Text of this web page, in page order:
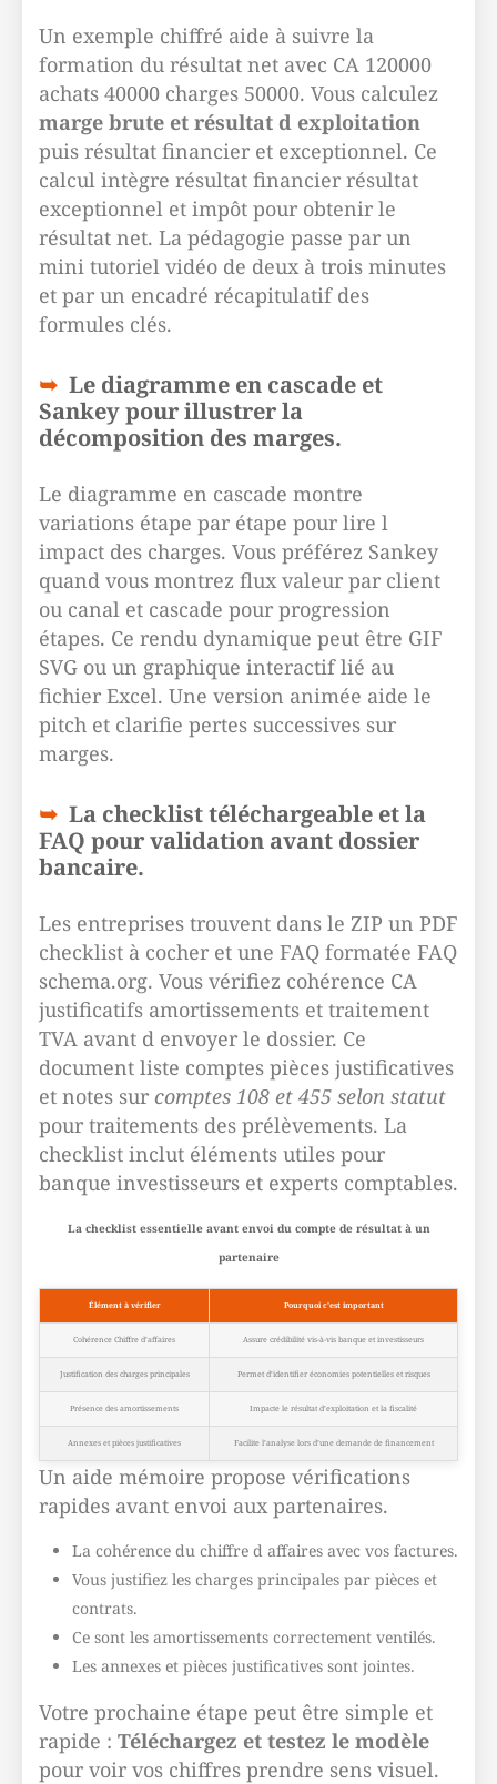
Un exemple chiffré aide à suivre la
formation du résultat net avec CA 120000
achats 40000 charges 50000. Vous calculez
marge brute et résultat d exploitation
puis résultat financier et exceptionnel. Ce
calcul intègre résultat financier résultat
exceptionnel et impôt pour obtenir le
résultat net. La pédagogie passe par un
mini tutoriel vidéo de deux à trois minutes
et par un encadré récapitulatif des
formules clés.
Le diagramme en cascade et
Sankey pour illustrer la
décomposition des marges.
Le diagramme en cascade montre
variations étape par étape pour lire l
impact des charges. Vous préférez Sankey
quand vous montrez flux valeur par client
ou canal et cascade pour progression
étapes. Ce rendu dynamique peut être GIF
SVG ou un graphique interactif lié au
fichier Excel. Une version animée aide le
pitch et clarifie pertes successives sur
marges.
La checklist téléchargeable et la
FAQ pour validation avant dossier
bancaire.
Les entreprises trouvent dans le ZIP un PDF
checklist à cocher et une FAQ formatée FAQ
schema.org. Vous vérifiez cohérence CA
justificatifs amortissements et traitement
TVA avant d envoyer le dossier. Ce
document liste comptes pièces justificatives
et notes sur comptes 108 et 455 selon statut
pour traitements des prélèvements. La
checklist inclut éléments utiles pour
banque investisseurs et experts comptables.
La checklist essentielle avant envoi du compte de résultat à un
partenaire
Élément à vérifier Pourquoi c’est important
Cohérence Chiffre d’affaires Assure crédibilité vis-à-vis banque et investisseurs
Justification des charges principales Permet d’identifier économies potentielles et risques
Présence des amortissements Impacte le résultat d’exploitation et la fiscalité
Annexes et pièces justificatives Facilite l’analyse lors d’une demande de financement
Un aide mémoire propose vérifications
rapides avant envoi aux partenaires.
La cohérence du chiffre d affaires avec vos factures.
Vous justifiez les charges principales par pièces et
contrats.
Ce sont les amortissements correctement ventilés.
Les annexes et pièces justificatives sont jointes.
Votre prochaine étape peut être simple et
rapide : Téléchargez et testez le modèle
pour voir vos chiffres prendre sens visuel.